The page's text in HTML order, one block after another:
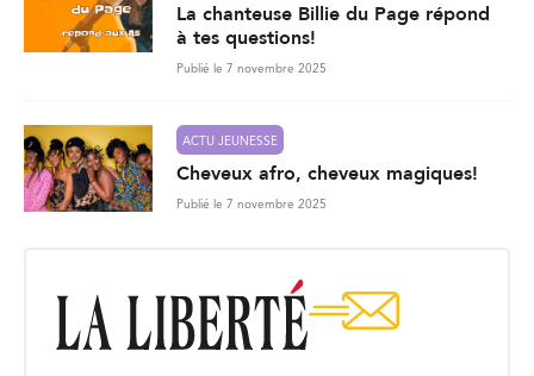
La chanteuse Billie du Page répond
à tes questions!
Publié le 7 novembre 2025
ACTU JEUNESSE
Cheveux afro, cheveux magiques!
Publié le 7 novembre 2025